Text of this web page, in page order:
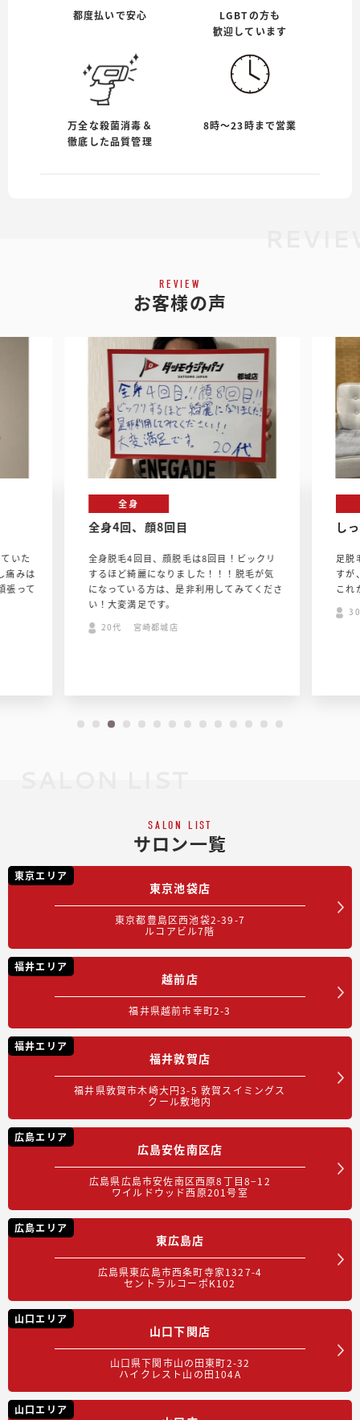
都度払いで安心
LGBTの方も
歓迎しています
万全な殺菌消毒＆
徹底した品質管理
8時〜23時まで営業
REVIEW
お客様の声
いた
痛みは
張って
全身
全身4回、顔8回目
全身脱毛4回目、顔脱毛は8回目！ビックリ
するほど綺麗になりました！！！脱毛が気
になっている方は、是非利用してみてくださ
い！大変満足です。
20代 宮崎都城店
し
足脱
すが
これ
SALON LIST
サロン一覧
東京エリア
東京池袋店
東京都豊島区西池袋2-39-7
ルコアビル7階
福井エリア
越前店
福井県越前市幸町2-3
福井エリア
福井敦賀店
福井県敦賀市木崎大円3-5 敦賀スイミングス
クール敷地内
広島エリア
広島安佐南区店
広島県広島市安佐南区西原8丁目8−12
ワイルドウッド西原201号室
広島エリア
東広島店
広島県東広島市西条町寺家1327-4
セントラルコーポK102
山口エリア
山口下関店
山口県下関市山の田東町2-32
ハイクレスト山の田104A
山口エリア